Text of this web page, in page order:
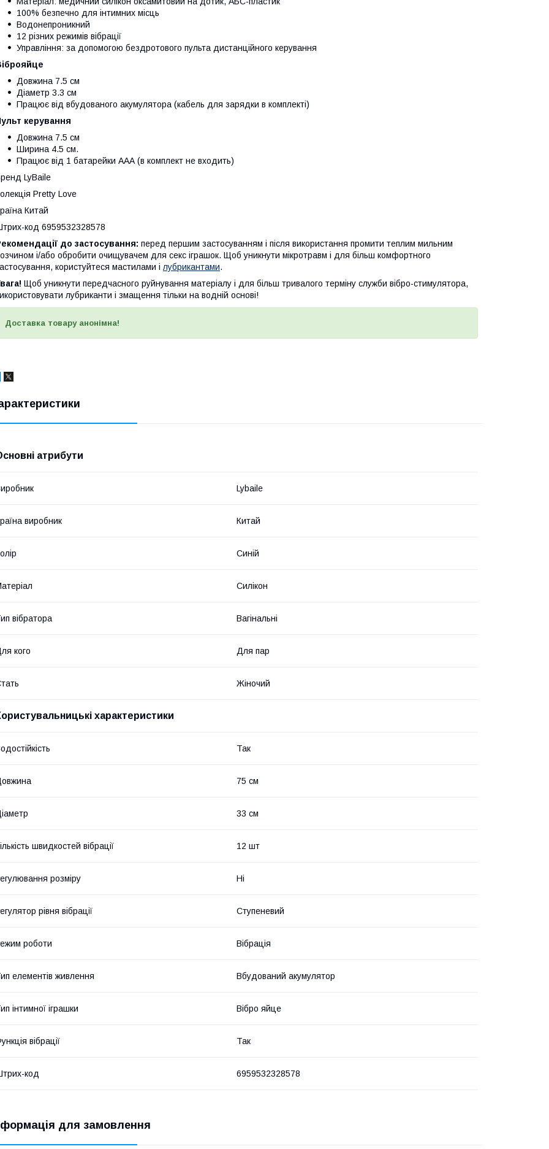
100% безпечно для інтимних місць
Водонепроникний
12 різних режимів вібрації
Управління: за допомогою бездротового пульта дистанційного керування
Довжина 7.5 см
Діаметр 3.3 см
Працює від вбудованого акумулятора (кабель для зарядки в комплекті)
керування
Довжина 7.5 см
Ширина 4.5 см.
Працює від 1 батарейки ААА (в комплект не входить)
LyBaile
Pretty Love
Китай
код 6959532328578
до застосування: перед першим застосуванням і після використання промити теплим мильним
і/або обробити очищувачем для секс іграшок. Щоб уникнути мікротравм і для більш комфортного
користуйтеся мастилами і лубрикантами.
Щоб уникнути передчасного руйнування матеріалу і для більш тривалого терміну служби вібро-стимулятора,
лубриканти і змащення тільки на водній основі!
Доставка товару анонімна!
атрибути
Lybaile
виробник Китай
Синій
Силікон
вібратора Вагінальні
кого Для пар
Жіночий
характеристики
Так
75 см
33 см
швидкостей вібрації 12 шт
розміру Ні
рівня вібрації Ступеневий
роботи Вібрація
елементів живлення Вбудований акумулятор
інтимної іграшки Вібро яйце
вібрації Так
код 6959532328578
для замовлення